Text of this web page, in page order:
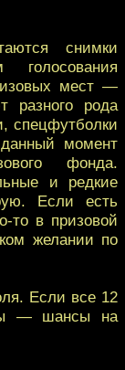
снимки
мест —
разного рода
спецфутболки
момент
фонда.
и редкие
Если есть
то в призовой
желании по
Если все 12
— шансы на